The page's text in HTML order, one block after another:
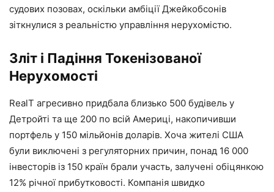
судових позовах, оскільки амбіції Джейкобсонів
зіткнулися з реальністю управління нерухомістю.
Зліт і Падіння Токенізованої
Нерухомості
RealT агресивно придбала близько 500 будівель у
Детройті та ще 200 по всій Америці, накопичивши
портфель у 150 мільйонів доларів. Хоча жителі США
були виключені з регуляторних причин, понад 16 000
інвесторів із 150 країн брали участь, залучені обіцянкою
12% річної прибутковості. Компанія швидко